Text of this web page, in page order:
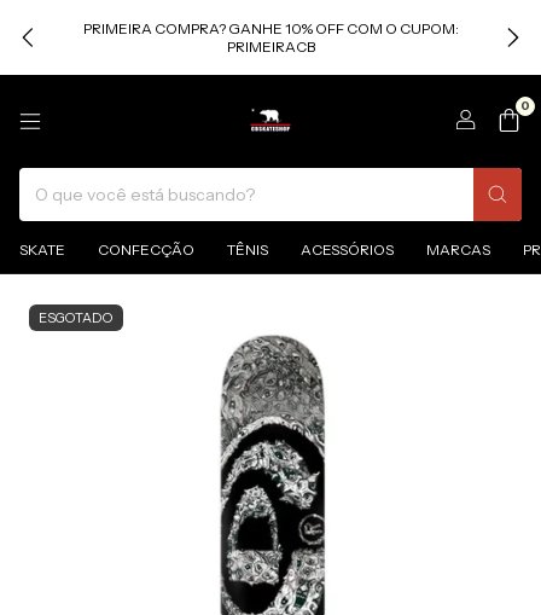
PRIMEIRA COMPRA? GANHE 10% OFF COM O CUPOM:
PRIMEIRACB
0
SKATE CONFECÇÃO TÊNIS ACESSÓRIOS MARCAS
ESGOTADO